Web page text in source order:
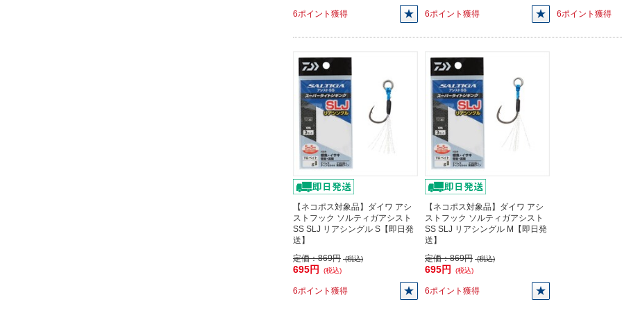
6ポイント獲得 6ポイント獲得 6ポイント獲得
【ネコポス対象品】ダイワ アシ
ストフック ソルティガアシスト
SS SLJ リアシングル S【即日発
送】
定価：869円 (税込)
695円 (税込)
6ポイント獲得
【ネコポス対象品】ダイワ アシ
ストフック ソルティガアシスト
SS SLJ リアシングル M【即日発
送】
定価：869円 (税込)
695円 (税込)
6ポイント獲得